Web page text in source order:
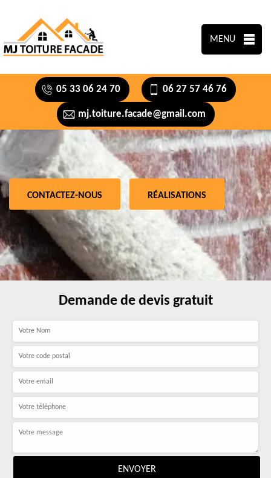
MENU
05 33 06 24 70 06 27 57 46 76
mj.toiture.facade@gmail.com
CONTACTEZ-NOUS RÉALISATIONS
Demande de devis gratuit